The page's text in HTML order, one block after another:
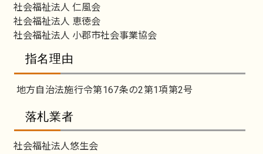
社会福祉法人 仁風会
社会福祉法人 恵徳会
社会福祉法人 小郡市社会事業協会
指名理由
地方自治法施行令第167条の2第1項第2号
落札業者
社会福祉法人悠生会